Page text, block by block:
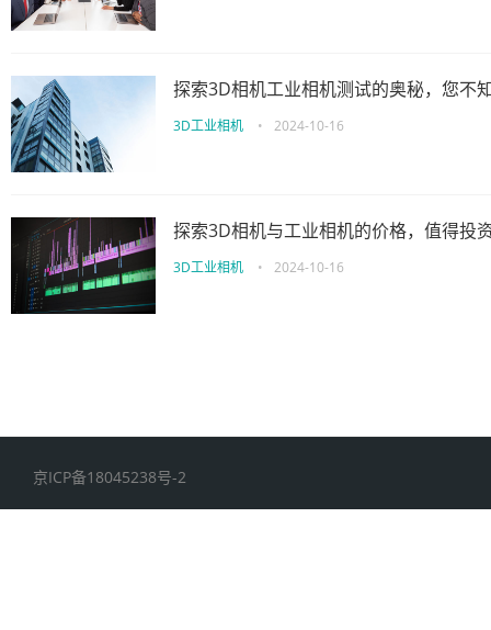
探索3D相机工业相机测试的奥秘，您不
3D工业相机 • 2024-10-16
探索3D相机与工业相机的价格，值得投
3D工业相机 • 2024-10-16
京ICP备18045238号-2